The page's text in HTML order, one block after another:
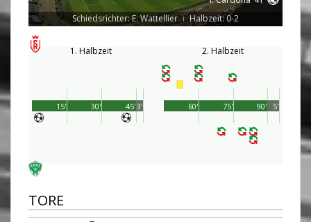
Schiedsrichter: E. Wattellier | Halbzeit: 0-2
1. Halbzeit
45'
15' 30' 3'
2. Halbzeit
90'
60' 75' 5'
TORE